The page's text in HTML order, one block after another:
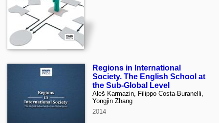
Regions in International
Society. The English School at
the Sub-Global Level
Aleš Karmazin, Filippo Costa-Buranelli,
Yongjin Zhang
2014